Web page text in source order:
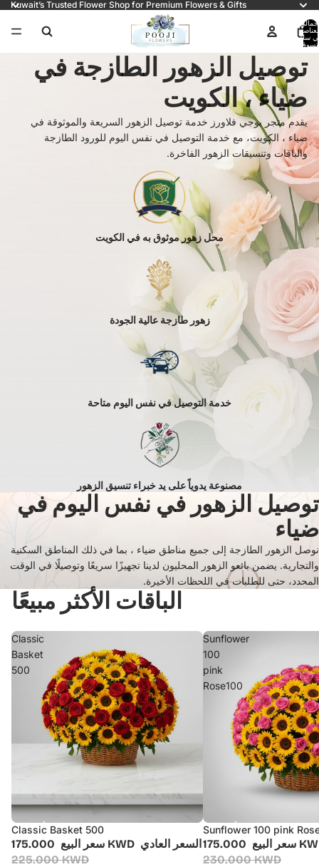
Kuwait’s Trusted Flower Shop for Premium Flowers & Gifts
سلة
0
توصيل الزهور الطازجة في
ضياء ، الكويت
يقدم متجر بوجي فلاورز خدمة توصيل الزهور السريعة والموثوقة في
ضياء ، الكويت، مع خدمة التوصيل في نفس اليوم للورود الطازجة
والباقات وتنسيقات الزهور الفاخرة.
محل زهور موثوق به في الكويت
زهور طازجة عالية الجودة
خدمة التوصيل في نفس اليوم متاحة
مصنوعة يدوياً على يد خبراء تنسيق الزهور
توصيل الزهور في نفس اليوم في
ضياء
نوصل الزهور الطازجة إلى جميع مناطق ضياء ، بما في ذلك المناطق السكنية
والتجارية. يضمن بائعو الزهور المحليون لدينا تجهيزًا سريعًا وتوصيلًا في الوقت
المحدد، حتى للطلبات في اللحظات الأخيرة.
الباقات الأكثر مبيعًا
Classic
Basket
500
أُوكَازيُون
Classic Basket 500
سعر البيع 175.000 KWD السعر العادي
225.000 KWD
Sunflower
100
pink
Rose100
أُوكَازيُون
Sunflower 100 pink
سعر البيع175.000
230.000 KWD